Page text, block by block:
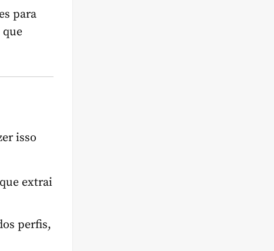
para
isso
extrai
perfis,